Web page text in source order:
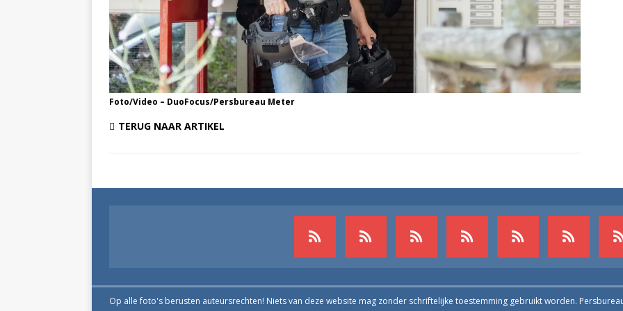
Foto/Video – DuoFocus/Persbureau Meter
TERUG NAAR ARTIKEL
Op alle foto's berusten auteursrechten! Niets van deze website mag zonder schriftelijke toestemming gebruikt worden.